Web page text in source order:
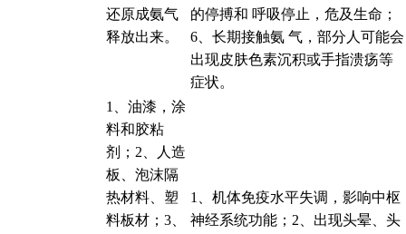
还原成氨气
释放出来。
的停搏和 呼吸停止，危及生命；
6、长期接触氨 气，部分人可能会
出现皮肤色素沉积或手指溃疡等
症状。
1、油漆，涂
料和胶粘
剂；2、人造
板、泡沫隔
热材料、塑
料板材；3、
1、机体免疫水平失调，影响中枢
神经系统功能；2、出现头晕、头